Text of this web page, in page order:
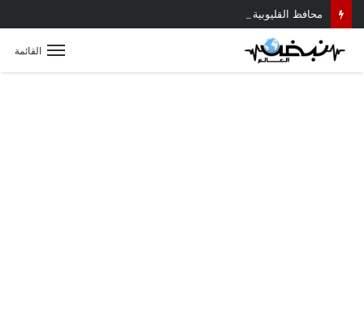
القائمة